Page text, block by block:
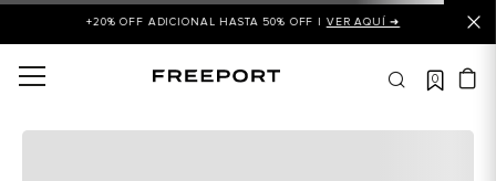
+20% OFF ADICIONAL HASTA 50% OFF | VER AQUÍ ➜
0